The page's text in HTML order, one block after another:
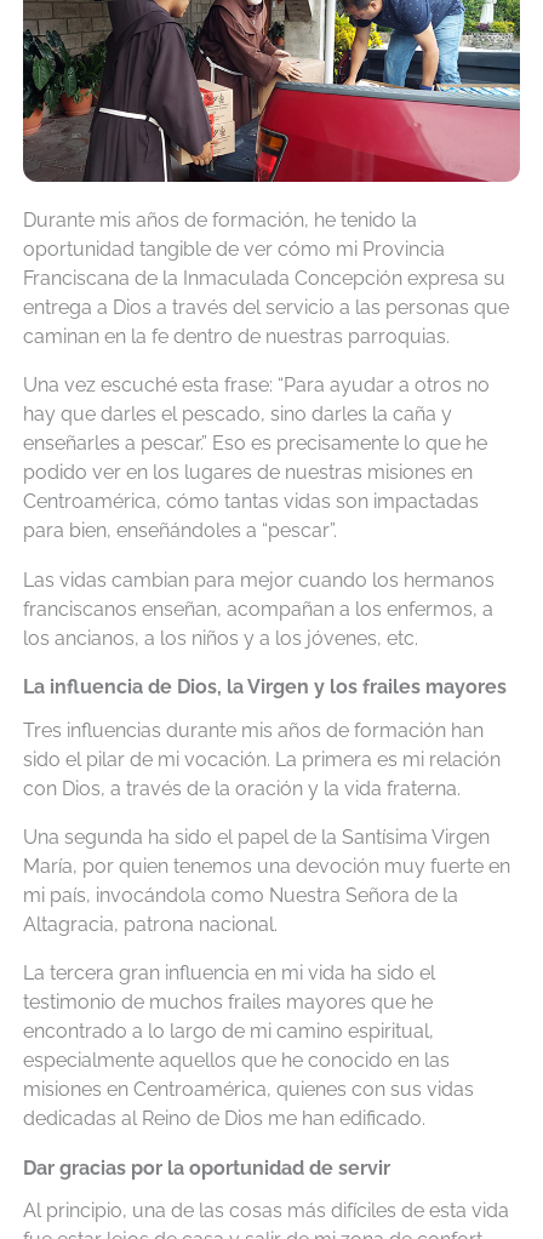
Durante mis años de formación, he tenido la
oportunidad tangible de ver cómo mi Provincia
Franciscana de la Inmaculada Concepción expresa su
entrega a Dios a través del servicio a las personas que
caminan en la fe dentro de nuestras parroquias.
Una vez escuché esta frase: “Para ayudar a otros no
hay que darles el pescado, sino darles la caña y
enseñarles a pescar.” Eso es precisamente lo que he
podido ver en los lugares de nuestras misiones en
Centroamérica, cómo tantas vidas son impactadas
para bien, enseñándoles a “pescar”.
Las vidas cambian para mejor cuando los hermanos
franciscanos enseñan, acompañan a los enfermos, a
los ancianos, a los niños y a los jóvenes, etc.
La influencia de Dios, la Virgen y los frailes mayores
Tres influencias durante mis años de formación han
sido el pilar de mi vocación. La primera es mi relación
con Dios, a través de la oración y la vida fraterna.
Una segunda ha sido el papel de la Santísima Virgen
María, por quien tenemos una devoción muy fuerte en
mi país, invocándola como Nuestra Señora de la
Altagracia, patrona nacional.
La tercera gran influencia en mi vida ha sido el
testimonio de muchos frailes mayores que he
encontrado a lo largo de mi camino espiritual,
especialmente aquellos que he conocido en las
misiones en Centroamérica, quienes con sus vidas
dedicadas al Reino de Dios me han edificado.
Dar gracias por la oportunidad de servir
Al principio, una de las cosas más difíciles de esta vida